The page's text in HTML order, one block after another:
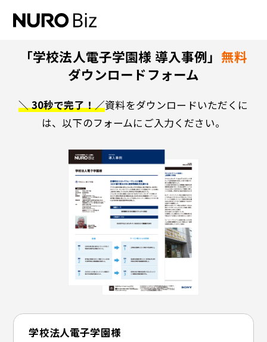
「学校法人電子学園様 導入事例」 無料
ダウンロードフォーム
＼ 30秒で完了！／資料をダウンロードいただくに
は、以下のフォームにご入力ください。
学校法人電子学園様